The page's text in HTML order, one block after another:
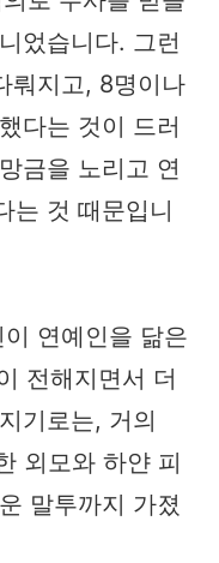
었습니다. 그런
뤄지고, 8명이나
다는 것이 드러
금을 노리고 연
는 것 때문입니
연예인을 닮은
전해지면서 더
기로는, 거의
외모와 하얀 피
말투까지 가졌